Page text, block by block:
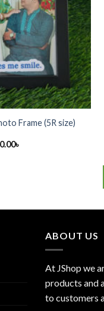
Frame (5R size)
৳
ABOUT US
At JShop we
products and
to customers